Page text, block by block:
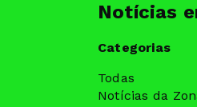
Notícias
Categorias
Todas
Notícias da